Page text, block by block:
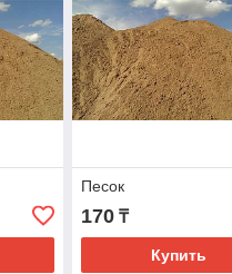
Песок
170₸
Купить